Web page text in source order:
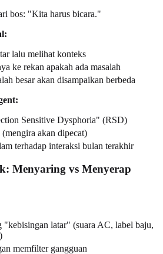
bos: "Kita harus bicara."
lalu melihat konteks
ke rekan apakah ada masalah
besar akan disampaikan berbeda
Sensitive Dysphoria" (RSD)
akan dipecat)
terhadap interaksi bulan terakhir
Menyaring vs Menyerap
"kebisingan latar" (suara AC, label baju,
memfilter gangguan